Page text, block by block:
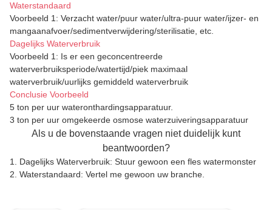
Waterstandaard
Voorbeeld 1: Verzacht water/puur water/ultra-puur water/ijzer- en
mangaanafvoer/sedimentverwijdering/sterilisatie, etc.
Dagelijks Waterverbruik
Voorbeeld 1: Is er een geconcentreerde
waterverbruiksperiode/watertijd/piek maximaal
waterverbruik/uurlijks gemiddeld waterverbruik
Conclusie Voorbeeld
5 ton per uur wateronthardingsapparatuur.
3 ton per uur omgekeerde osmose waterzuiveringsapparatuur
Als u de bovenstaande vragen niet duidelijk kunt
beantwoorden?
1. Dagelijks Waterverbruik: Stuur gewoon een fles watermonster
2. Waterstandaard: Vertel me gewoon uw branche.